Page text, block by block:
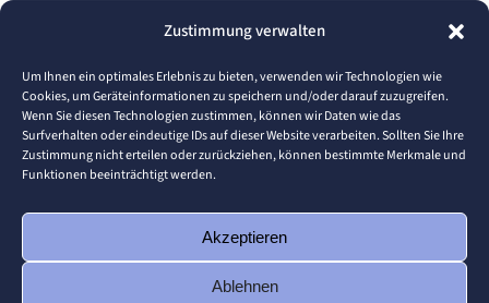
Zustimmung verwalten
Um Ihnen ein optimales Erlebnis zu bieten, verwenden wir Technologien wie
Cookies, um Geräteinformationen zu speichern und/oder darauf zuzugreifen.
Wenn Sie diesen Technologien zustimmen, können wir Daten wie das
Surfverhalten oder eindeutige IDs auf dieser Website verarbeiten. Sollten Sie Ihre
Zustimmung nicht erteilen oder zurückziehen, können bestimmte Merkmale und
Funktionen beeinträchtigt werden.
Akzeptieren
Ablehnen
Systems der Hochschule Pforzheim die einmalige
Gelegenheit, im Rahmen der Vorlesung „Cloud
Computing“ von Prof. Dr. Thomas Schuster
zusammen mit dem Wissenschaftlichen
Mitarbeitenden Lukas Waidelich eine Exkursion
zum Cloudanbieter STACKIT nach Neckarsulm zu
unternehmen. Ein Reisebus
holte die
Studierenden bereits um 08:00 Uhr an…